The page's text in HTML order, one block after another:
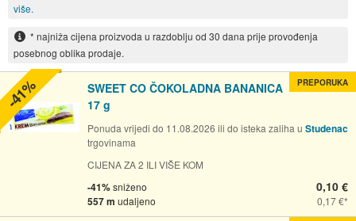
više.
* najniža cijena proizvoda u razdoblju od 30 dana prije provođenja
posebnog oblika prodaje.
SWEET CO ČOKOLADNA BANANICA
17 g
Ponuda vrijedi do 11.08.2026 ili do isteka zaliha u Studenac
trgovinama
CIJENA ZA 2 ILI VIŠE KOM
-41%sniženo
557 m udaljeno
0,10 €
0,17 €
PREPORUKA
-41%